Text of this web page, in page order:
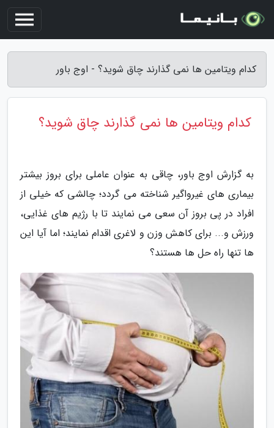
کدام ویتامین ها نمی گذارند چاق شوید؟ - اوج باور
کدام ویتامین ها نمی گذارند چاق شوید؟
به گزارش اوج باور، چاقی به عنوان عاملی برای بروز بیشتر
بیماری های غیرواگیر شناخته می گردد؛ چالشی که خیلی از
افراد در پی بروز آن سعی می نمایند تا با رژیم های غذایی،
ورزش و... برای کاهش وزن و لاغری اقدام نمایند؛ اما آیا این
ها تنها راه حل ها هستند؟